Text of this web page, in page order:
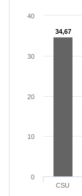
34,67
34,67
CSU
0
10
20
30
40